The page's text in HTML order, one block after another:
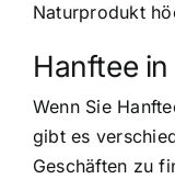
Naturprodukt
Hanftee
Wenn Sie
gibt es
Geschäften zu